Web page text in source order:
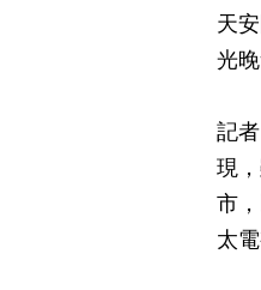
天
光
記
現
市
太